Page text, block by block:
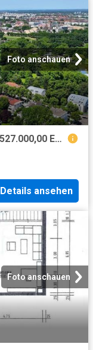
Foto anschauen
Wohnung zum Kaufen in Mannheim 527.000,00 EUR 112.5 m²
Details ansehen
Foto anschauen